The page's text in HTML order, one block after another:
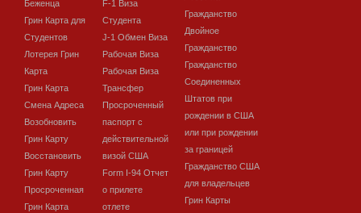
Беженца
Грин Карта для
Студентов
Лотерея Грин
Карта
Грин Карта
Смена Адреса
Возобновить
Грин Карту
Восстановить
Грин Карту
Просроченная
Грин Карта
F-1 Виза
Студента
J-1 Обмен Виза
Рабочая Виза
Рабочая Виза
Трансфер
Просроченный
паспорт с
действительной
визой США
Form I-94 Отчет
о прилете
отлете
Гражданство
Двойное
Гражданство
Гражданство
Соединенных
Штатов при
рождении в США
или при рождении
за границей
Гражданство США
для владельцев
Грин Карты